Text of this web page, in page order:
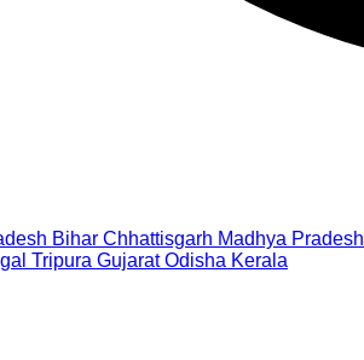
Bihar Chhattisgarh Madhya Pradesh
Tripura Gujarat Odisha Kerala